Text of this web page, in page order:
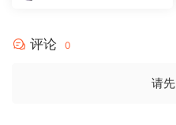
评论 0
请先